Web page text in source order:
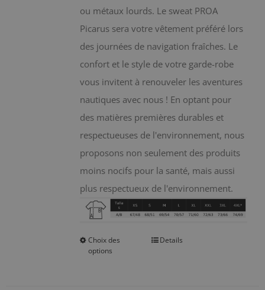
page
du
produit
ou métaux lourds. Le sweat PROA
Picarus sera votre vêtement préféré lors
des journées de navigation fraîches. Le
confort et le style de votre garde-robe
vous invitent à renouveler les aventures
nautiques avec nous ! En optant pour
des matières premières durables et
respectueuses de l'environnement, nous
proposons non seulement des produits
moins nocifs pour la santé, mais aussi
plus respectueux de l'environnement.
Choix des
options
CeDetails